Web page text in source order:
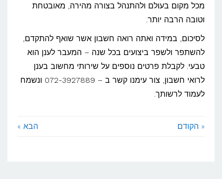
מכל מקום בעולם ולהתנהל בצורה מהירה, מאובטחת
וטובה הרבה יותר.
לסיכום, במידה ואתה רואה חשבון אשר שואף להתקדם,
להשתפר ולשפר ביצועים בכל שנה – המעבר לענן הוא
טבעי. לקבלת פרטים נוספים על שירותי מחשוב בענן
לרואי חשבון, צור עימנו קשר ב – 072-3927889 ונשמח
לעמוד לרשותך.
« הקודם הבא »